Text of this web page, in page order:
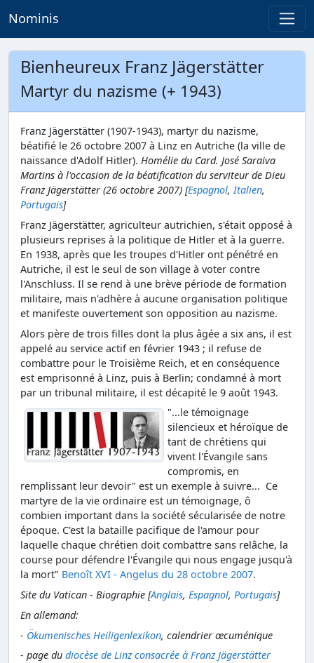
Nominis
Bienheureux Franz Jägerstätter
Martyr du nazisme (+ 1943)
Franz Jägerstätter (1907-1943), martyr du nazisme,
béatifié le 26 octobre 2007 à Linz en Autriche (la ville de
naissance d'Adolf Hitler). Homélie du Card. José Saraiva
Martins à l'occasion de la béatification du serviteur de Dieu
Franz Jägerstätter (26 octobre 2007) [Espagnol,Italien,
Portugais]
Franz Jägerstätter, agriculteur autrichien, s'était opposé à
plusieurs reprises à la politique de Hitler et à la guerre.
En 1938, après que les troupes d'Hitler ont pénétré en
Autriche, il est le seul de son village à voter contre
l'Anschluss. Il se rend à une brève période de formation
militaire, mais n'adhère à aucune organisation politique
et manifeste ouvertement son opposition au nazisme.
Alors père de trois filles dont la plus âgée a six ans, il est
appelé au service actif en février 1943 ; il refuse de
combattre pour le Troisième Reich, et en conséquence
est emprisonné à Linz, puis à Berlin; condamné à mort
par un tribunal militaire, il est décapité le 9 août 1943.
"...le témoignage
silencieux et héroïque de
tant de chrétiens qui
vivent l'Évangile sans
compromis, en
remplissant leur devoir" est un exemple à suivre... Ce
martyre de la vie ordinaire est un témoignage, ô
combien important dans la société sécularisée de notre
époque. C'est la bataille pacifique de l'amour pour
laquelle chaque chrétien doit combattre sans relâche, la
course pour défendre l'Évangile qui nous engage jusqu'à
la mort" Benoît XVI - Angelus du 28 octobre 2007.
Site du Vatican - Biographie [Anglais, Espagnol, Portugais]
En allemand:
- Ökumenisches Heiligenlexikon, calendrier œcuménique
- page du diocèse de Linz consacrée à Franz Jägerstätter